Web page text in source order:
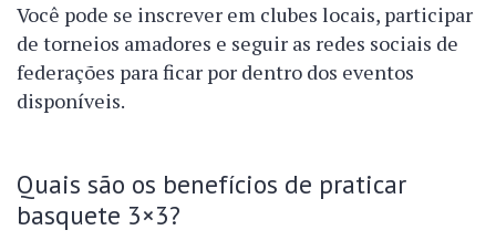
Você pode se inscrever em clubes locais, participar
de torneios amadores e seguir as redes sociais de
federações para ficar por dentro dos eventos
disponíveis.
Quais são os benefícios de praticar
basquete 3×3?